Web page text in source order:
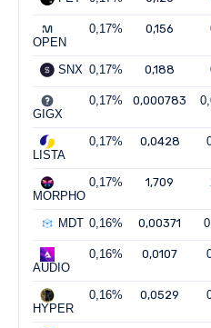
OPEN
0,17% 0,156
SNX 0,17% 0,188
GIGX
0,17% 0,000783
LISTA
0,17% 0,0428
MORPHO
0,17% 1,709
MDT 0,16% 0,00371
AUDIO
0,16% 0,0107
HYPER
0,16% 0,0529